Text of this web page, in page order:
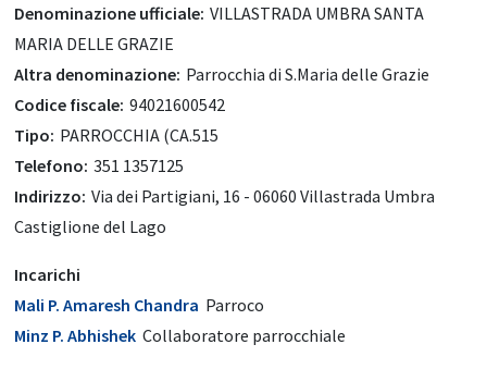
Denominazione ufficiale: VILLASTRADA UMBRA SANTA
MARIA DELLE GRAZIE
Altra denominazione: Parrocchia di S.Maria delle Grazie
Codice fiscale: 94021600542
Tipo: PARROCCHIA (CA.515
Telefono: 351 1357125
Indirizzo: Via dei Partigiani, 16 - 06060 Villastrada Umbra
Castiglione del Lago
Incarichi
Mali P. Amaresh Chandra Parroco
Minz P. Abhishek Collaboratore parrocchiale